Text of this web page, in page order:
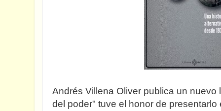
Andrés Villena Oliver publica un nuevo
del poder" tuve el honor de presentarlo